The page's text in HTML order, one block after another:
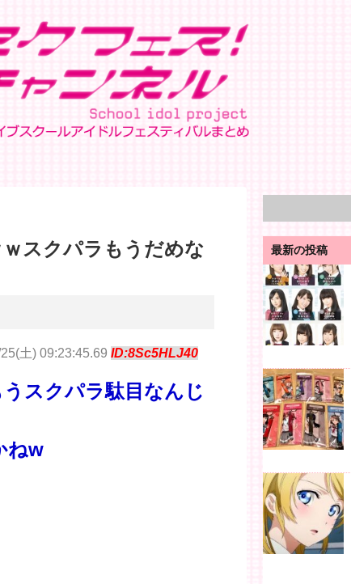
ｗスクパラもうだめな
土) 09:23:45.69 ID:8Sc5HLJ40
スクパラ駄目なんじ
ねw
最新の投稿